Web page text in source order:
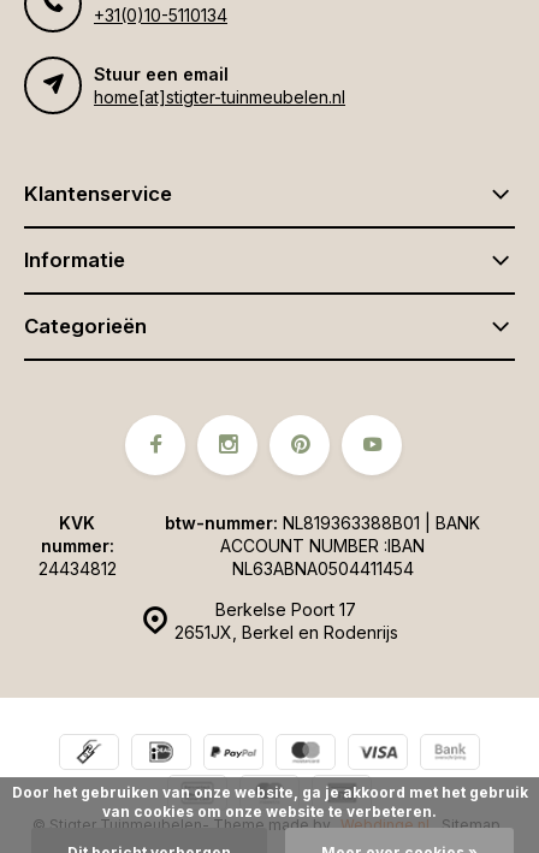
+31(0)10-5110134
Stuur een email
home[at]stigter-tuinmeubelen.nl
Klantenservice
Informatie
Categorieën
Berkelse Poort 17
2651JX, Berkel en Rodenrijs
KVK
nummer:
24434812
btw-nummer: NL819363388B01 | BANK
ACCOUNT NUMBER :IBAN
NL63ABNA0504411454
© Stigter Tuinmeubelen- Theme made by Webdinge.nl Sitemap
Door het gebruiken van onze website, ga je akkoord met het gebruik
van cookies om onze website te verbeteren.